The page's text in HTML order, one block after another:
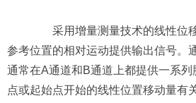
采用增量测量技术的线性位
参考位置的相对运动提供输出信号。
通常在A通道和B通道上都提供一系
点或起始点开始的线性位置移动量有